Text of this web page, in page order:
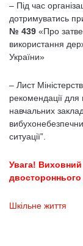
– Під час
дотримуватись
№ 439 «Про
використання
України»
– Лист
рекомендації для
навчальних
ситуації”.
Увага!
двостороннього
Шкільне життя